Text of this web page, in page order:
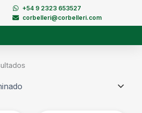
+54 9 2323 653527
corbelleri@corbelleri.com